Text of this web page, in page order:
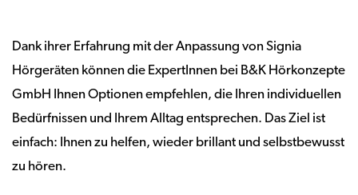
Dank ihrer Erfahrung mit der Anpassung von Signia
Hörgeräten können die ExpertInnen bei B&K Hörkonzepte
GmbH Ihnen Optionen empfehlen, die Ihren individuellen
Bedürfnissen und Ihrem Alltag entsprechen. Das Ziel ist
einfach: Ihnen zu helfen, wieder brillant und selbstbewusst
zu hören.